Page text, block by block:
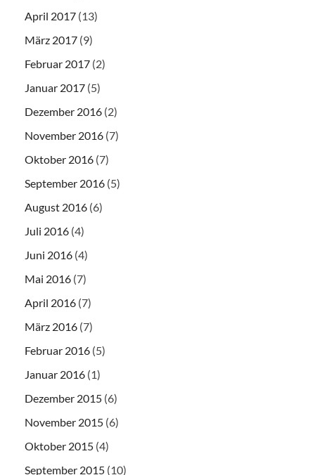
April 2017 (13)
März 2017 (9)
Februar 2017 (2)
Januar 2017 (5)
Dezember 2016 (2)
November 2016 (7)
Oktober 2016 (7)
September 2016 (5)
August 2016 (6)
Juli 2016 (4)
Juni 2016 (4)
Mai 2016 (7)
April 2016 (7)
März 2016 (7)
Februar 2016 (5)
Januar 2016 (1)
Dezember 2015 (6)
November 2015 (6)
Oktober 2015 (4)
September 2015 (10)